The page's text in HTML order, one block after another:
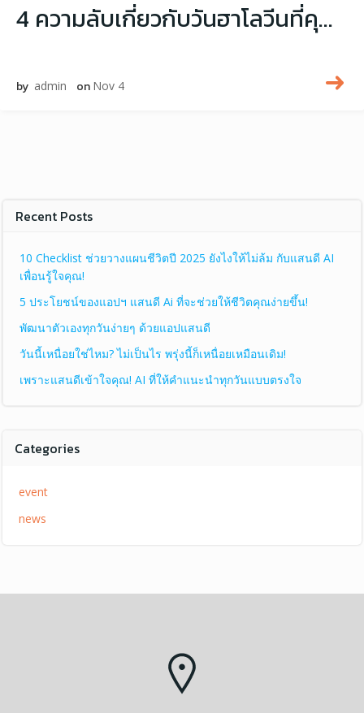
4 ความลับเกี่ยวกับวันฮาโลวีนที่คุณอาจไม่เคยรู้! เรียนรู้ประวัติ Trick or Treat และความเชื่อวันฮาโลวีน
by admin on Nov 4
Recent Posts
10 Checklist ช่วยวางแผนชีวิตปี 2025 ยังไงให้ไม่ล้ม กับแสนดี AI
เพื่อนรู้ใจคุณ!
5 ประโยชน์ของแอปฯ แสนดี Ai ที่จะช่วยให้ชีวิตคุณง่ายขึ้น!
พัฒนาตัวเองทุกวันง่ายๆ ด้วยแอปแสนดี
วันนี้เหนื่อยใช่ไหม? ไม่เป็นไร พรุ่งนี้ก็เหนื่อยเหมือนเดิม!
เพราะแสนดีเข้าใจคุณ! AI ที่ให้คำแนะนำทุกวันแบบตรงใจ
Categories
event
news